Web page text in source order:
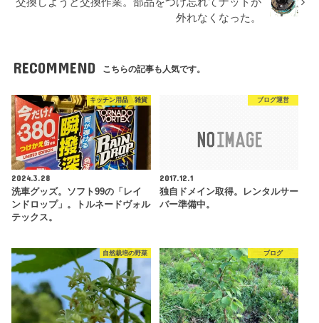
交換しようと交換作業。部品をつけ忘れてナットが
外れなくなった。
RECOMMEND こちらの記事も人気です。
キッチン用品 雑貨
2024.3.28
洗車グッズ。ソフト99の「レイ
ンドロップ」。トルネードヴォル
テックス。
ブログ運営
2017.12.1
独自ドメイン取得。レンタルサー
バー準備中。
自然栽培の野菜 ブログ